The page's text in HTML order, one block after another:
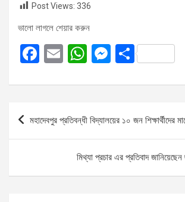
Post Views: 336
ভালো লাগলে শেয়ার করুন
F
ce
o
E
ail
W
at
s
A
p
p
M
se
g
er
S
ar
Post
navigation
মহাদেবপুর প্রতিবন্ধী বিদ্যালয়ের ১০ জন শিক্ষার্থীদের
মিথ্যা প্রচার এর প্রতিবাদ